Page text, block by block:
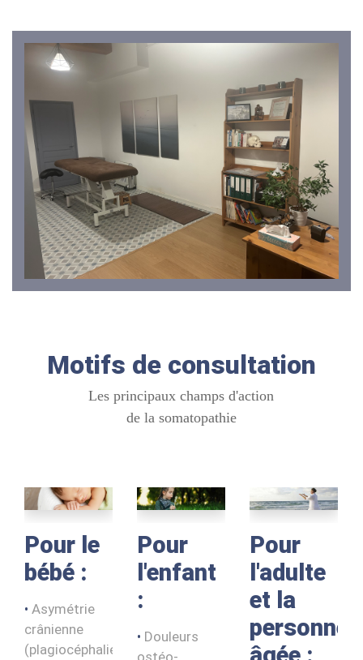
Motifs de consultation
Les principaux champs d'action
de la somatopathie
Pour le
bébé :
Asymétrie
crânienne
(plagiocéphalie),
Pour
l'enfant
:
Douleurs
ostéo-
Pour
l'adulte
et la
personne